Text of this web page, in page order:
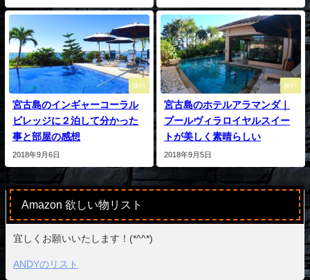
旅行
宮古島のインギャーコーラル
ビレッジに２泊して分かった
事と部屋の感想
2018年9月6日
旅行
宮古島のホテルアラマンダ｜
プールヴィラロイヤルスイー
トが美しく素晴らしい
2018年9月5日
Amazon 欲しい物リスト
宜しくお願いいたします！(*^^*)
ANDYのリスト